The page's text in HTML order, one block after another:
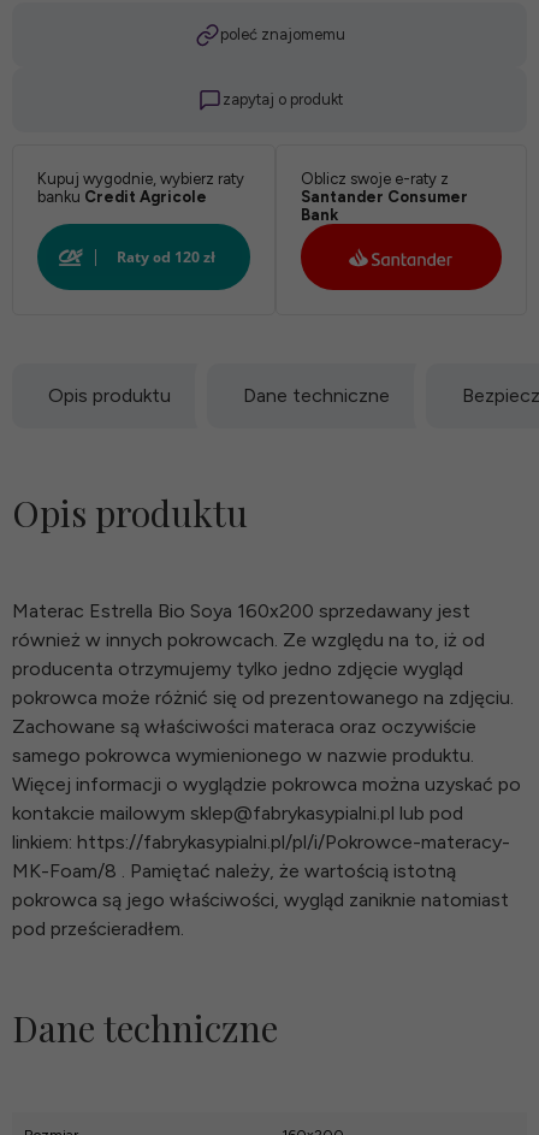
poleć znajomemu
zapytaj o produkt
Kupuj wygodnie, wybierz raty
banku Credit Agricole
Oblicz swoje e-raty z
Santander Consumer
Bank
Opis produktu Dane techniczne
Opis produktu
Materac Estrella Bio Soya 160x200 sprzedawany jest
również w innych pokrowcach. Ze względu na to, iż od
producenta otrzymujemy tylko jedno zdjęcie wygląd
pokrowca może różnić się od prezentowanego na zdjęciu.
Zachowane są właściwości materaca oraz oczywiście
samego pokrowca wymienionego w nazwie produktu.
Więcej informacji o wyglądzie pokrowca można uzyskać po
kontakcie mailowym sklep@fabrykasypialni.pl lub pod
linkiem: https://fabrykasypialni.pl/pl/i/Pokrowce-materacy-
MK-Foam/8 . Pamiętać należy, że wartością istotną
pokrowca są jego właściwości, wygląd zaniknie natomiast
pod prześcieradłem.
Dane techniczne